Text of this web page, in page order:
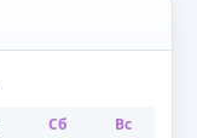
Сб
Вс